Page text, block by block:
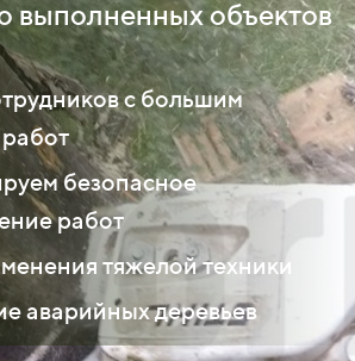
выполненных объектов
с большим
безопасное
работ
тяжелой техники
аварийных деревьев